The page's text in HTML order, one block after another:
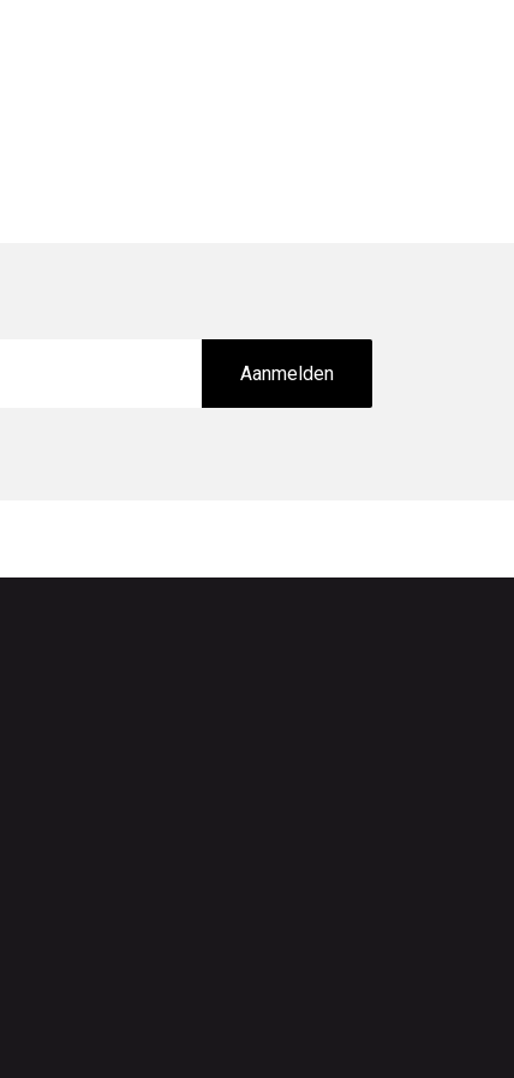
Aanmelden